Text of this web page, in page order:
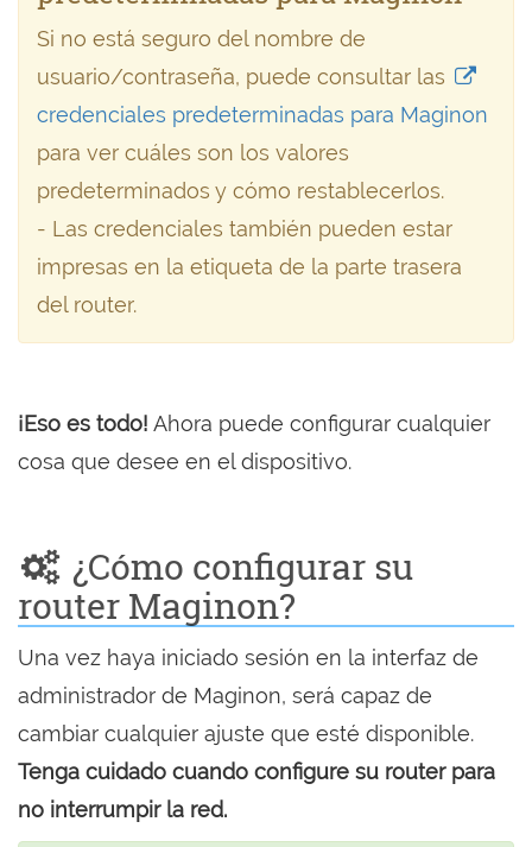
Si no está seguro del nombre de
usuario/contraseña, puede consultar las
credenciales predeterminadas para Maginon
para ver cuáles son los valores
predeterminados y cómo restablecerlos.
- Las credenciales también pueden estar
impresas en la etiqueta de la parte trasera
del router.
¡Eso es todo! Ahora puede configurar cualquier
cosa que desee en el dispositivo.
¿Cómo configurar su
router Maginon?
Una vez haya iniciado sesión en la interfaz de
administrador de Maginon, será capaz de
cambiar cualquier ajuste que esté disponible.
Tenga cuidado cuando configure su router para
no interrumpir la red.